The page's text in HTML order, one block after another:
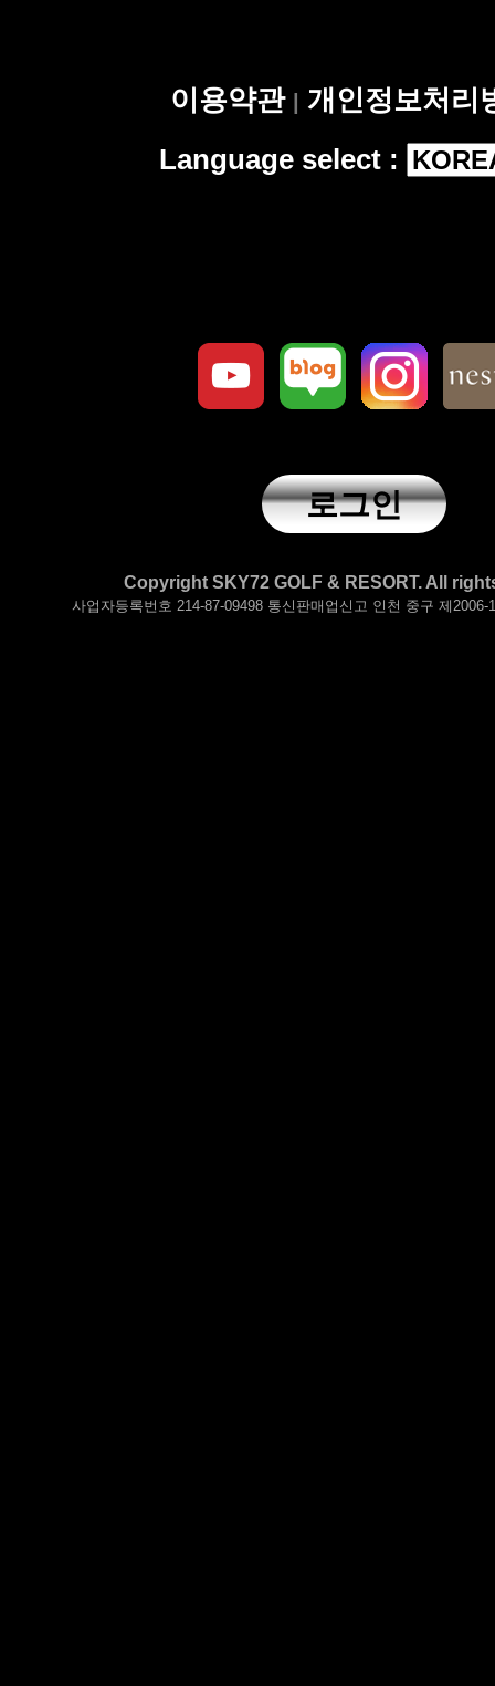
이용약관
개인정보처리
Language select :
로그인
Copyright SKY72 GOLF & RESORT. All
사업자등록번호 214-87-09498 통신판매업신고 인천 중구 제2006-